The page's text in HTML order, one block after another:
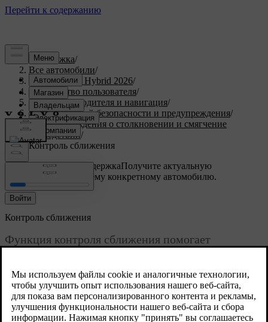
Поддержка/
Все автомобили/
XC90 Plug-in Hybrid 2026/
Руководство пользователя/
Поддержка водителя и навигация/
Меры активной безопасности и предупреждения/
Предупреждения о столкновении и смягчение
последствий/
Контроль сближения
Индивидуальная поддержкаПолучите актуальную
информацию по вашему конкретному автомобилю.
Войти
Обновленная версия 28.10.2024
Контроль сближения
Функция контроля сближения помогает
Если временной интервал до обнаруженного впереди
автомобиля меньше рекомендуемого, предупреждения